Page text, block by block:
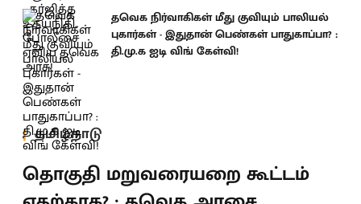
தவெக நிர்வாகிகள் மீது குவியும் பாலியல்
புகார்கள் - இதுதான் பெண்கள் பாதுகாப்பா? :
தி.மு.க ஐடி விங் கேள்வி!
தமிழ்நாடு
தொகுதி மறுவரையறை கூட்டம்